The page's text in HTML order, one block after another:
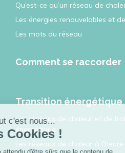
Qu’est-ce qu’un réseau de
Les énergies renouvelables et
Les mots du réseau
Comment se raccorder
Transition énergétique
Les réseaux de chaleur et de
énergétique
Les réseaux de chaleur à